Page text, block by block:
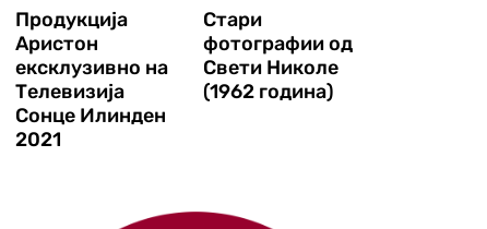
Продукција
Аристон
ексклузивно на
Телевизија
Сонце Илинден
2021
Стари
фотографии од
Свети Николе
(1962 година)